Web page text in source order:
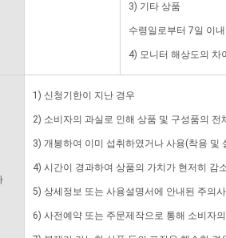
3) 기타 상품
수령일로부터 7일 이
4) 모니터 해상도의 차
1) 신청기한이 지난 경우
2) 소비자의 과실로 인해 상품 및 구성품의
3) 개봉하여 이미 섭취하였거나 사용(착용 및
4) 시간이 경과하여 상품의 가치가 현저히 감
5) 상세정보 또는 사용설명서에 안내된 주의
6) 사전예약 또는 주문제작으로 통해 소비자